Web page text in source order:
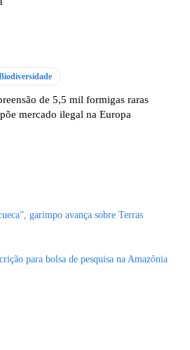
de 5,5 mil formigas raras
mercado ilegal na Europa
garimpo avança sobre Terras
para bolsa de pesquisa na Amazônia